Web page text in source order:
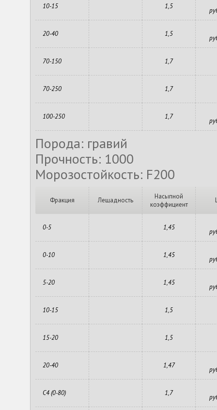
10-15 1,5
20-40 1,5
70-150 1,7
70-250 1,7
100-250 1,7
Порода: гравий
Прочность: 1000
Морозостойкость: F200
Фракция Лещадность
Насыпной
коэффициент
0-5 1,45
0-10 1,45
5-20 1,45
10-15 1,5
15-20 1,5
20-40 1,47
С4 (0-80) 1,7